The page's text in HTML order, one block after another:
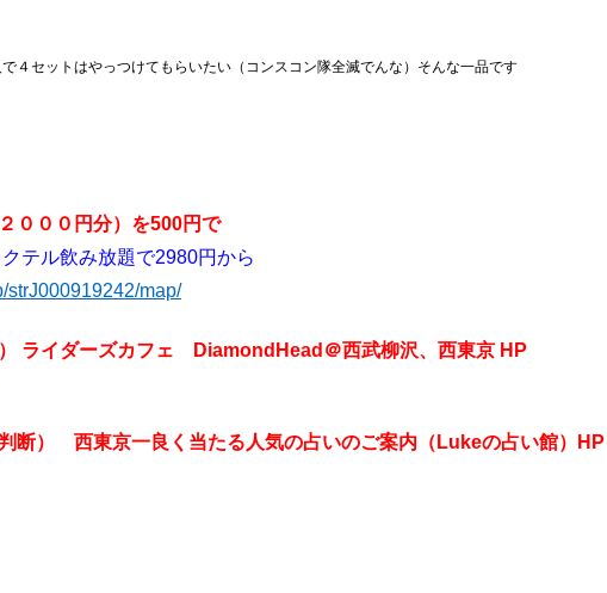
４セットはやっつけてもらいたい（コンスコン隊全滅でんな）そんな一品です
０００円分）を500円で
テル飲み放題で2980円から
strJ000919242/map/
ライダーズカフェ DiamondHead＠西武柳沢、西東京 HP
断） 西東京一良く当たる人気の占いのご案内（Lukeの占い館）HP